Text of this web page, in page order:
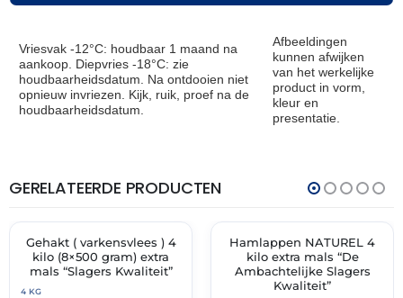
Vriesvak -12°C: houdbaar 1 maand na
aankoop. Diepvries -18°C: zie
houdbaarheidsdatum. Na ontdooien niet
opnieuw invriezen. Kijk, ruik, proef na de
houdbaarheidsdatum.
Afbeeldingen
kunnen afwijken
van het werkelijke
product in vorm,
kleur en
presentatie.
GERELATEERDE PRODUCTEN
✓ VAST ASSORTIMENT
THT:
13-
Gehakt ( varkensvlees ) 4
kilo (8×500 gram) extra
mals “Slagers Kwaliteit”
4 KG
✓ VAST ASSORTIMENT
Hamlappen NATUREL 4
kilo extra mals “De
Ambachtelijke Slagers
Kwaliteit”